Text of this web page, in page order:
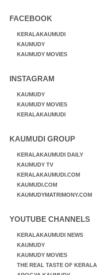
FACEBOOK
KERALAKAUMUDI
KAUMUDY
KAUMUDY MOVIES
INSTAGRAM
KAUMUDY
KAUMUDY MOVIES
KERALAKAUMUDI
KAUMUDI GROUP
KERALAKAUMUDI DAILY
KAUMUDY TV
KERALAKAUMUDI.COM
KAUMUDI.COM
KAUMUDYMATRIMONY.COM
YOUTUBE CHANNELS
KERALAKAUMUDI NEWS
KAUMUDY
KAUMUDY MOVIES
THE REAL TASTE OF KERALA